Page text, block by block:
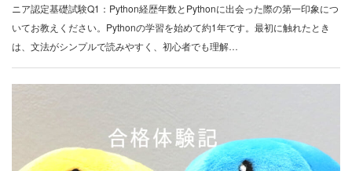
ニア認定基礎試験Q1：Python経歴年数とPythonに出会った際の第一印象につ
いてお教えください。Pythonの学習を始めて約1年です。最初に触れたとき
は、文法がシンプルで読みやすく、初心者でも理解…